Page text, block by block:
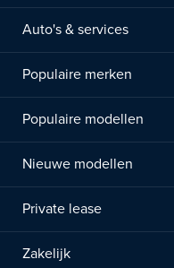
Auto's & services
Populaire merken
Populaire modellen
Nieuwe modellen
Private lease
Zakelijk